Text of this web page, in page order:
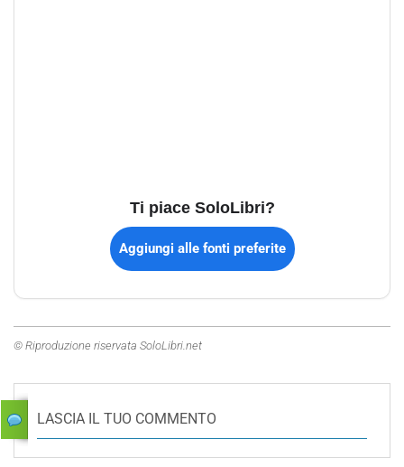
Ti piace SoloLibri?
Aggiungi alle fonti preferite
© Riproduzione riservata SoloLibri.net
LASCIA IL TUO COMMENTO